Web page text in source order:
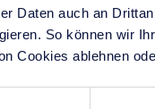
Daten auch an
So können wir
Cookies ablehnen
*